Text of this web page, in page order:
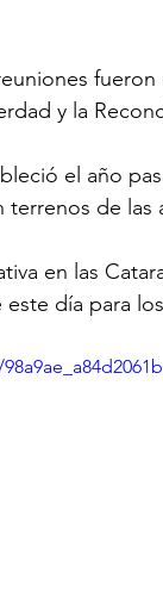
y la
el año
de las
en las
día para